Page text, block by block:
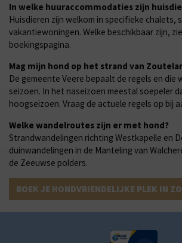
In welke huuraccommodaties zijn
Huisdieren zijn welkom in specifieke chalets,
vakantiewoningen. Welke beschikbaar zijn,
boekingspagina.
Mag mijn hond op het strand van
De gemeente Veere bepaalt de regels en die
seizoen. In het naseizoen meestal soepeler
hoogseizoen. Vraag de actuele regels op bij
Welke wandelroutes zijn er met hond?
Strandwandelingen richting Westkapelle en
duinwandelingen in de Manteling van
de Zeeuwse polders.
BOEK JE HONDVRIENDELIJKE PLEK IN